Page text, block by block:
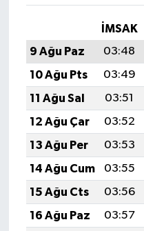
İMSAK
9 Ağu Paz
03:48
10 Ağu Pts
03:49
11 Ağu Sal
03:51
12 Ağu Çar
03:52
13 Ağu Per
03:53
14 Ağu Cum
03:55
15 Ağu Cts
03:56
16 Ağu Paz
03:57